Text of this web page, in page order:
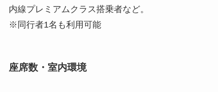
内線プレミアムクラス搭乗者など。
※同行者1名も利用可能
座席数・室内環境